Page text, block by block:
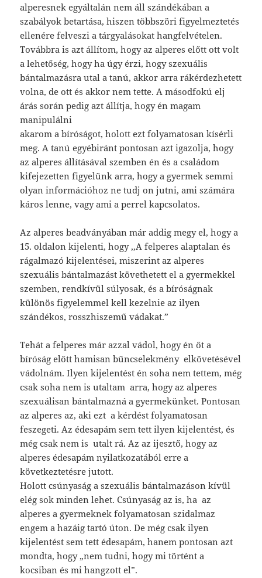
alperesnek egyáltalán nem áll szándékában a
szabályok betartása, hiszen többszöri figyelmeztetés
ellenére felveszi a tárgyalásokat hangfelvételen.
Továbbra is azt állítom, hogy az alperes előtt ott volt
a lehetőség, hogy ha úgy érzi, hogy szexuális
bántalmazásra utal a tanú, akkor arra rákérdezhetett
volna, de ott és akkor nem tette. A másodfokú elj
árás során pedig azt állítja, hogy én magam
manipulálni
akarom a bíróságot, holott ezt folyamatosan kísérli
meg. A tanú egyébiránt pontosan azt igazolja, hogy
az alperes állításával szemben én és a családom
kifejezetten figyelünk arra, hogy a gyermek semmi
olyan információhoz ne tudj on jutni, ami számára
káros lenne, vagy ami a perrel kapcsolatos.
Az alperes beadványában már addig megy el, hogy a
15. oldalon kijelenti, hogy ,,A felperes alaptalan és
rágalmazó kijelentései, miszerint az alperes
szexuális bántalmazást követhetett el a gyermekkel
szemben, rendkívül súlyosak, és a bíróságnak
különös figyelemmel kell kezelnie az ilyen
szándékos, rosszhiszemű vádakat.”
Tehát a felperes már azzal vádol, hogy én őt a
bíróság előtt hamisan bűncselekmény elkövetésével
vádolnám. Ilyen kijelentést én soha nem tettem, még
csak soha nem is utaltam arra, hogy az alperes
szexuálisan bántalmazná a gyermekünket. Pontosan
az alperes az, aki ezt a kérdést folyamatosan
feszegeti. Az édesapám sem tett ilyen kijelentést, és
még csak nem is utalt rá. Az az ijesztő, hogy az
alperes édesapám nyilatkozatából erre a
következtetésre jutott.
Holott csúnyaság a szexuális bántalmazáson kívül
elég sok minden lehet. Csúnyaság az is, ha az
alperes a gyermeknek folyamatosan szidalmaz
engem a hazáig tartó úton. De még csak ilyen
kijelentést sem tett édesapám, hanem pontosan azt
mondta, hogy „nem tudni, hogy mi történt a
kocsiban és mi hangzott el”.